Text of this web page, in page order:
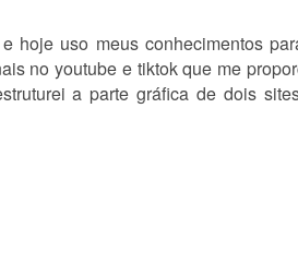
uso meus conhecimentos
no youtube e tiktok que me
a parte gráfica de dois